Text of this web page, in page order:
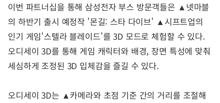
이번 파트너십을 통해 삼성전자 부스 방문객들은 ▲넷마블
의 하반기 출시 예정작 '몬길: 스타 다이브' ▲시프트업의
인기 게임'스텔라 블레이드'를 3D 모드로 체험할 수 있다.
오디세이 3D를 통해 게임 캐릭터와 배경, 장면 특성에 맞춰
세심하게 조정된 3D 입체감을 즐길 수 있다.
오디세이 3D는 ▲카메라와 초점 기준 간의 거리를 조절해